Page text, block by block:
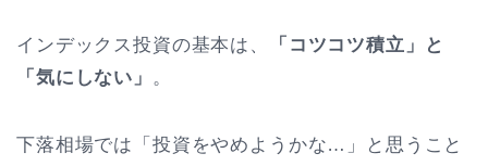
インデックス投資の基本は、
「コツコツ積立」と
「気にしない」 。
下落相場では「投資をやめようかな…」と思うこと